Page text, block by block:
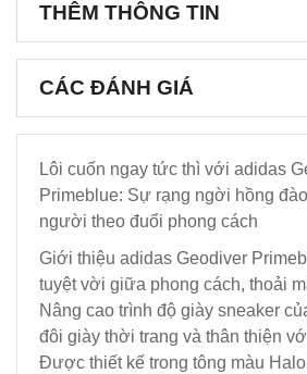
THÊM THÔNG TIN
CÁC ĐÁNH GIÁ
Lôi cuốn ngay tức thì với adidas
Primeblue: Sự rạng ngời hồng
người theo đuổi phong cách
Giới thiệu adidas Geodiver
tuyệt vời giữa phong cách, thoải
Nâng cao trình độ giày sneaker
đôi giày thời trang và thân thiện
Được thiết kế trong tông màu